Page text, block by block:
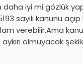
iyi mi gözlük
sayılı kanunu
verebilir.Ama
olmuyacak